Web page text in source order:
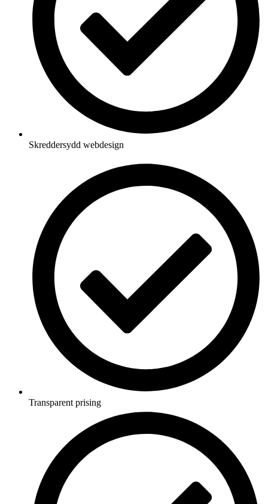
Skreddersydd webdesign
Transparent prising